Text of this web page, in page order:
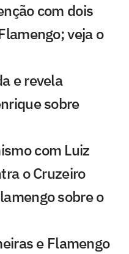
com dois
veja o
e revela
sobre
com Luiz
o Cruzeiro
sobre o
e Flamengo